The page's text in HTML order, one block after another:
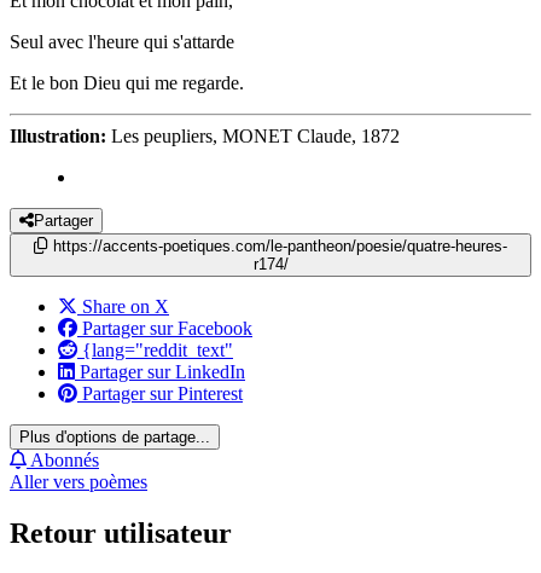
Seul avec l'heure qui s'attarde
Et le bon Dieu qui me regarde.
Illustration: Les peupliers, MONET Claude, 1872
Partager
https://accents-poetiques.com/le-pantheon/poesie/quatre-heures-
r174/
Share on X
Partager sur Facebook
{lang="reddit_text"
Partager sur LinkedIn
Partager sur Pinterest
Plus d'options de partage...
Abonnés
Aller vers poèmes
Retour utilisateur